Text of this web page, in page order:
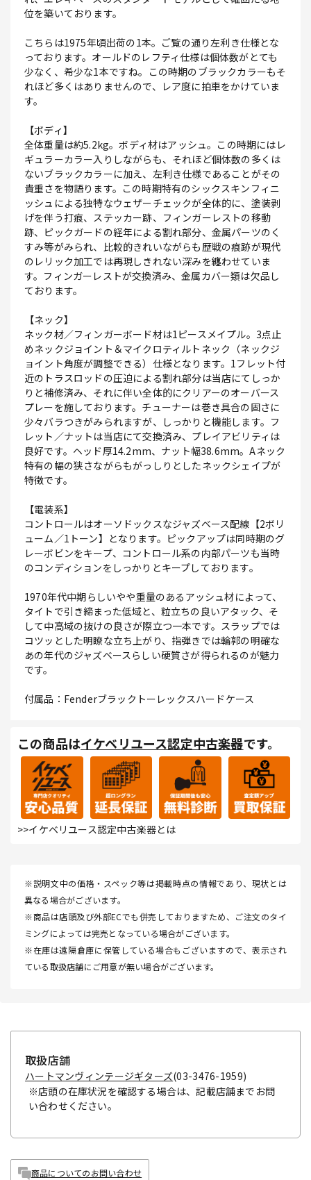
位を築いております。
こちらは1975年頃出荷の1本。ご覧の通り左利き仕様とな
っております。オールドのレフティ仕様は個体数がとても
少なく、希少な1本ですね。この時期のブラックカラーもそ
れほど多くはありませんので、レア度に拍車をかけていま
す。
【ボディ】
全体重量は約5.2kg。ボディ材はアッシュ。この時期にはレ
ギュラーカラー入りしながらも、それほど個体数の多くは
ないブラックカラーに加え、左利き仕様であることがその
貴重さを物語ります。この時期特有のシックスキンフィニ
ッシュによる独特なウェザーチェックが全体的に、塗装剥
げを伴う打痕、ステッカー跡、フィンガーレストの移動
跡、ピックガードの経年による割れ部分、金属パーツのく
すみ等がみられ、比較的きれいながらも歴戦の痕跡が現代
のレリック加工では再現しきれない深みを纏わせていま
す。フィンガーレストが交換済み、金属カバー類は欠品し
ております。
【ネック】
ネック材／フィンガーボード材は1ピースメイプル。3点止
めネックジョイント＆マイクロティルトネック（ネックジ
ョイント角度が調整できる）仕様となります。1フレット付
近のトラスロッドの圧迫による割れ部分は当店にてしっか
りと補修済み、それに伴い全体的にクリアーのオーバース
プレーを施しております。チューナーは巻き具合の固さに
少々バラつきがみられますが、しっかりと機能します。フ
レット／ナットは当店にて交換済み、プレイアビリティは
良好です。ヘッド厚14.2mm、ナット幅38.6mm。Aネック
特有の幅の狭さながらもがっしりとしたネックシェイプが
特徴です。
【電装系】
コントロールはオーソドックスなジャズベース配線【2ボリ
ューム／1トーン】となります。ピックアップは同時期のグ
レーボビンをキープ、コントロール系の内部パーツも当時
のコンディションをしっかりとキープしております。
1970年代中期らしいやや重量のあるアッシュ材によって、
タイトで引き締まった低域と、粒立ちの良いアタック、そ
して中高域の抜けの良さが際立つ一本です。スラップでは
コツッとした明瞭な立ち上がり、指弾きでは輪郭の明確な
あの年代のジャズベースらしい硬質さが得られるのが魅力
です。
付属品：Fenderブラックトーレックスハードケース
この商品はイケベリユース認定中古楽器です。
>>イケベリユース認定中古楽器とは
※説明文中の価格・スペック等は掲載時点の情報であり、現状とは
異なる場合がございます。
※商品は店頭及び外部ECでも併売しておりますため、ご注文のタイ
ミングによっては完売となっている場合がございます。
※在庫は遠隔倉庫に保管している場合もございますので、表示され
ている取扱店舗にご用意が無い場合がございます。
取扱店舗
ハートマンヴィンテージギターズ(03-3476-1959)
※店頭の在庫状況を確認する場合は、記載店舗までお問
い合わせください。
商品についてのお問い合わせ